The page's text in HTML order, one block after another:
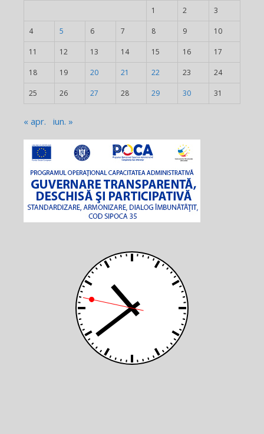
1 2 3
4 5 6 7 8 9 10
11 12 13 14 15 16 17
18 19 20 21 22 23 24
25 26 27 28 29 30 31
« apr. iun. »